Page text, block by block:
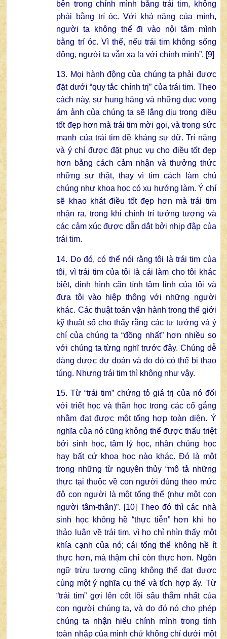
bên trong chính mình bằng trái tim, không
phải bằng trí óc. Với khả năng của mình,
người ta không thể đi vào nội tâm mình
bằng trí óc. Vì thế, nếu trái tim không sống
động, người ta vẫn xa lạ với chính mình”. [9]
13. Mọi hành động của chúng ta phải được
đặt dưới “quy tắc chính trị” của trái tim. Theo
cách này, sự hung hăng và những dục vọng
ám ảnh của chúng ta sẽ lắng dịu trong điều
tốt đẹp hơn mà trái tim mời gọi, và trong sức
mạnh của trái tim đề kháng sự dữ. Trí năng
và ý chí được đặt phục vụ cho điều tốt đẹp
hơn bằng cách cảm nhận và thưởng thức
những sự thật, thay vì tìm cách làm chủ
chúng như khoa học có xu hướng làm. Ý chí
sẽ khao khát điều tốt đẹp hơn mà trái tim
nhận ra, trong khi chính trí tưởng tượng và
các cảm xúc được dẫn dắt bởi nhịp đập của
trái tim.
14. Do đó, có thể nói rằng tôi là trái tim của
tôi, vì trái tim của tôi là cái làm cho tôi khác
biệt, định hình căn tính tâm linh của tôi và
đưa tôi vào hiệp thông với những người
khác. Các thuật toán vận hành trong thế giới
kỹ thuật số cho thấy rằng các tư tưởng và ý
chí của chúng ta “đồng nhất” hơn nhiều so
với chúng ta từng nghĩ trước đây. Chúng dễ
dàng được dự đoán và do đó có thể bị thao
túng. Nhưng trái tim thì không như vậy.
15. Từ “trái tim” chứng tỏ giá trị của nó đối
với triết học và thần học trong các cố gắng
nhằm đạt được một tổng hợp toàn diện. Ý
nghĩa của nó cũng không thể được thấu triệt
bởi sinh học, tâm lý học, nhân chủng học
hay bất cứ khoa học nào khác. Đó là một
trong những từ nguyên thủy “mô tả những
thực tại thuộc về con người đúng theo mức
độ con người là một tổng thể (như một con
người tâm-thân)”. [10] Theo đó thì các nhà
sinh học không hề “thực tiễn” hơn khi họ
thảo luận về trái tim, vì họ chỉ nhìn thấy một
khía cạnh của nó; cái tổng thể không hề ít
thực hơn, mà thậm chí còn thực hơn. Ngôn
ngữ trừu tượng cũng không thể đạt được
cùng một ý nghĩa cụ thể và tích hợp ấy. Từ
“trái tim” gợi lên cốt lõi sâu thẳm nhất của
con người chúng ta, và do đó nó cho phép
chúng ta nhận hiểu chính mình trong tính
toàn nhập của mình chứ không chỉ dưới một